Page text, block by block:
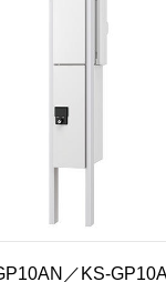
／KS-